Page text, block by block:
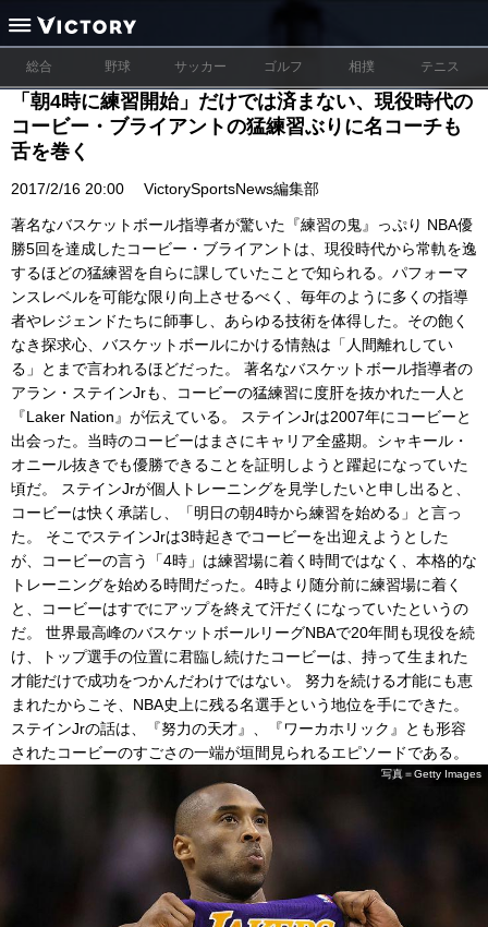
総合 野球 サッカー ゴルフ 相撲 テニス
「朝4時に練習開始」だけでは済まない、現役時代の
コービー・ブライアントの猛練習ぶりに名コーチも
舌を巻く
2017/2/16 20:00 VictorySportsNews編集部
著名なバスケットボール指導者が驚いた『練習の鬼』っぷり NBA優
勝5回を達成したコービー・ブライアントは、現役時代から常軌を逸
するほどの猛練習を自らに課していたことで知られる。パフォーマ
ンスレベルを可能な限り向上させるべく、毎年のように多くの指導
者やレジェンドたちに師事し、あらゆる技術を体得した。その飽く
なき探求心、バスケットボールにかける情熱は「人間離れしてい
る」とまで言われるほどだった。 著名なバスケットボール指導者の
アラン・ステインJrも、コービーの猛練習に度肝を抜かれた一人と
『Laker Nation』が伝えている。 ステインJrは2007年にコービーと
出会った。当時のコービーはまさにキャリア全盛期。シャキール・
オニール抜きでも優勝できることを証明しようと躍起になっていた
頃だ。 ステインJrが個人トレーニングを見学したいと申し出ると、
コービーは快く承諾し、「明日の朝4時から練習を始める」と言っ
た。 そこでステインJrは3時起きでコービーを出迎えようとした
が、コービーの言う「4時」は練習場に着く時間ではなく、本格的な
トレーニングを始める時間だった。4時より随分前に練習場に着く
と、コービーはすでにアップを終えて汗だくになっていたというの
だ。 世界最高峰のバスケットボールリーグNBAで20年間も現役を続
け、トップ選手の位置に君臨し続けたコービーは、持って生まれた
才能だけで成功をつかんだわけではない。 努力を続ける才能にも恵
まれたからこそ、NBA史上に残る名選手という地位を手にできた。
ステインJrの話は、『努力の天才』、『ワーカホリック』とも形容
されたコービーのすごさの一端が垣間見られるエピソードである。
写真＝Getty Images